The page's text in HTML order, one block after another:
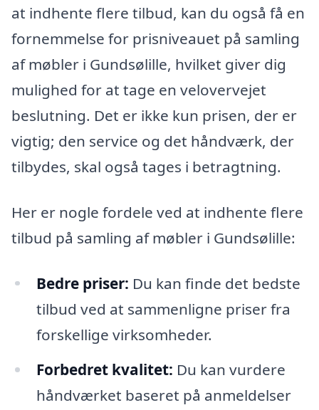
at indhente flere tilbud, kan du også få en
fornemmelse for prisniveauet på samling
af møbler i Gundsølille, hvilket giver dig
mulighed for at tage en velovervejet
beslutning. Det er ikke kun prisen, der er
vigtig; den service og det håndværk, der
tilbydes, skal også tages i betragtning.
Her er nogle fordele ved at indhente flere
tilbud på samling af møbler i Gundsølille:
Bedre priser: Du kan finde det bedste
tilbud ved at sammenligne priser fra
forskellige virksomheder.
Forbedret kvalitet: Du kan vurdere
håndværket baseret på anmeldelser